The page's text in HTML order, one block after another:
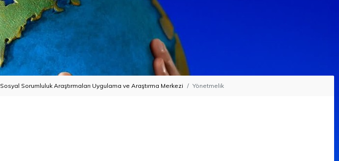
Sosyal Sorumluluk Araştırmaları Uygulama ve Araştırma Merkezi Yönetmelik